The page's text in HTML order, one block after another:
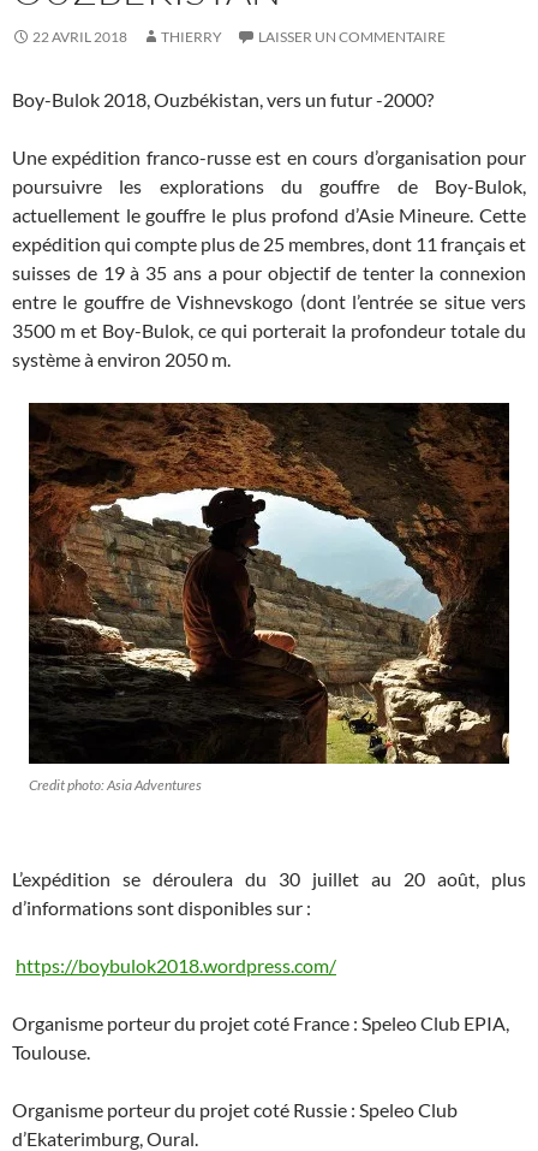
22 AVRIL 2018 THIERRY LAISSER UN COMMENTAIRE
Boy-Bulok 2018, Ouzbékistan, vers un futur -2000?
Une expédition franco-russe est en cours d’organisation pour
poursuivre les explorations du gouffre de Boy-Bulok,
actuellement le gouffre le plus profond d’Asie Mineure. Cette
expédition qui compte plus de 25 membres, dont 11 français et
suisses de 19 à 35 ans a pour objectif de tenter la connexion
entre le gouffre de Vishnevskogo (dont l’entrée se situe vers
3500 m et Boy-Bulok, ce qui porterait la profondeur totale du
système à environ 2050 m.
Credit photo: Asia Adventures
L’expédition se déroulera du 30 juillet au 20 août, plus
d’informations sont disponibles sur :
https://boybulok2018.wordpress.com/
Organisme porteur du projet coté France : Speleo Club EPIA,
Toulouse.
Organisme porteur du projet coté Russie : Speleo Club
d’Ekaterimburg, Oural.